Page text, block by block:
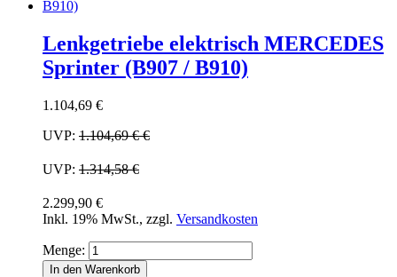
Lenkgetriebe elektrisch MERCEDES
Sprinter (B907 / B910)
1.104,69 €
UVP: 1.104,69 €€
UVP: 1.314,58 €
2.299,90 €
Inkl. 19% MwSt., zzgl. Versandkosten
Menge:
In den Warenkorb